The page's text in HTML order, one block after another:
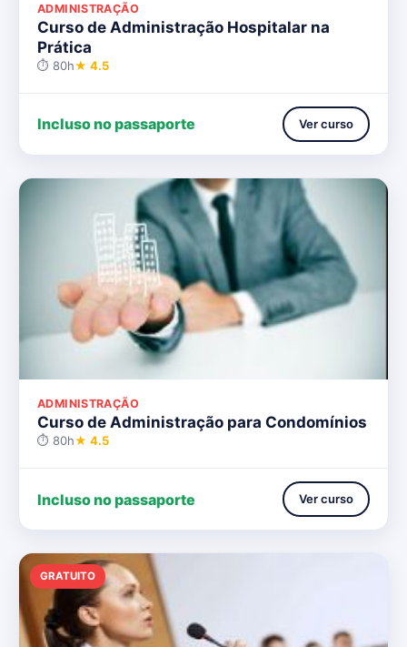
ADMINISTRAÇÃO
Curso de Administração Hospitalar na
Prática
⏱ 80h★ 4.5
Incluso no passaporte Ver curso
ADMINISTRAÇÃO
Curso de Administração para Condomínios
⏱ 80h★ 4.5
Incluso no passaporte Ver curso
GRATUITO